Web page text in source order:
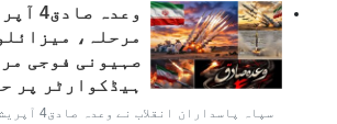
مرحلہ،
صہیونی فوجی
ہیڈکوارٹر پر